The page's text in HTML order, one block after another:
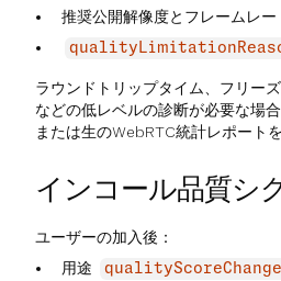
推奨公開解像度とフレームレー
ラウンドトリップタイム、フリー
などの低レベルの診断が必要な場
または生のWebRTC統計レポート
インコール品質シ
ユーザーの加入後：
用途